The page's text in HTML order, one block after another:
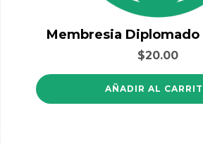
Membresia Diplomado
$20.00
AÑADIR AL